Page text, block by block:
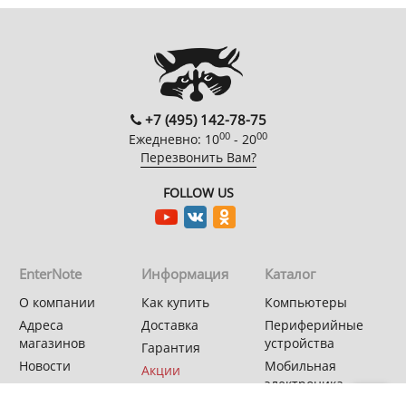
+7 (495) 142-78-75
Ежедневно: 1000 - 2000
Перезвонить Вам?
FOLLOW US
EnterNote
О компании
Адреса
магазинов
Новости
Спецпроекты
Информация
Как купить
Доставка
Гарантия
Акции
Каталог
Компьютеры
Периферийные
устройства
Мобильная
электроника